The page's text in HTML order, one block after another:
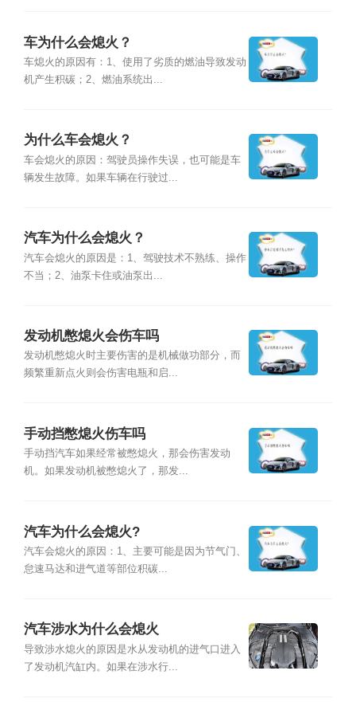
车为什么会熄火？
车熄火的原因有：1、使用了劣质的燃油导致发动
机产生积碳；2、燃油系统出...
为什么车会熄火？
车会熄火的原因：驾驶员操作失误，也可能是车
辆发生故障。如果车辆在行驶过...
汽车为什么会熄火？
汽车会熄火的原因是：1、驾驶技术不熟练、操作
不当；2、油泵卡住或油泵出...
发动机憋熄火会伤车吗
发动机憋熄火时主要伤害的是机械做功部分，而
频繁重新点火则会伤害电瓶和启...
手动挡憋熄火伤车吗
手动挡汽车如果经常被憋熄火，那会伤害发动
机。如果发动机被憋熄火了，那发...
汽车为什么会熄火?
汽车会熄火的原因：1、主要可能是因为节气门、
怠速马达和进气道等部位积碳...
汽车涉水为什么会熄火
导致涉水熄火的原因是水从发动机的进气口进入
了发动机汽缸内。如果在涉水行...